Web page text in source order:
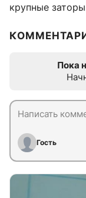
крупные
Пока
Гость